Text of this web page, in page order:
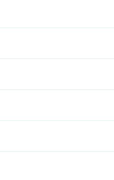
会員ログイン